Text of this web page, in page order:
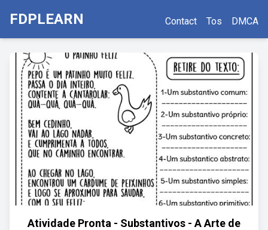
FDPLEARN Contact Tos DMCA
Atividade Pronta - Substantivos - A Arte de